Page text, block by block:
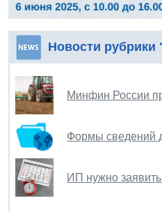
Новости рубрики
Минфин России
Формы сведений
ИП нужно